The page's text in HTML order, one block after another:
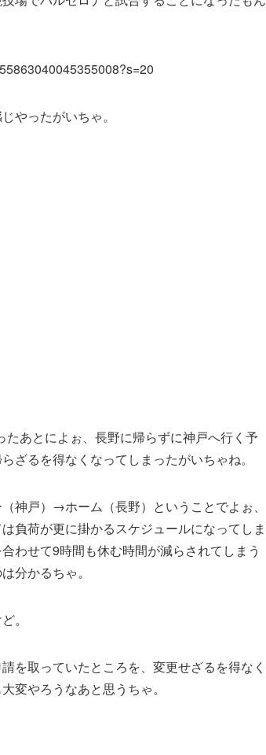
やったがいちゃ。
あとによぉ、長野に帰らずに神戸へ行く予
ざるを得なくなってしまったがいちゃね。
神戸）→ホーム（長野）ということでよぉ、
負荷が更に掛かるスケジュールになってしま
わせて9時間も休む時間が減らされてしまう
分かるちゃ。
。
を取っていたところを、変更せざるを得なく
変やろうなあと思うちゃ。